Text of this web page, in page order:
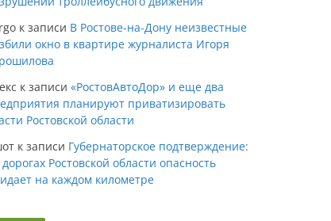
к записи В Ростове-на-Дону неизвестные
окно в квартире журналиста Игоря
к записи «РостовАвтоДор» и еще два
планируют приватизировать
Ростовской области
к записи Губернаторское подтверждение:
Ростовской области опасность
на каждом километре